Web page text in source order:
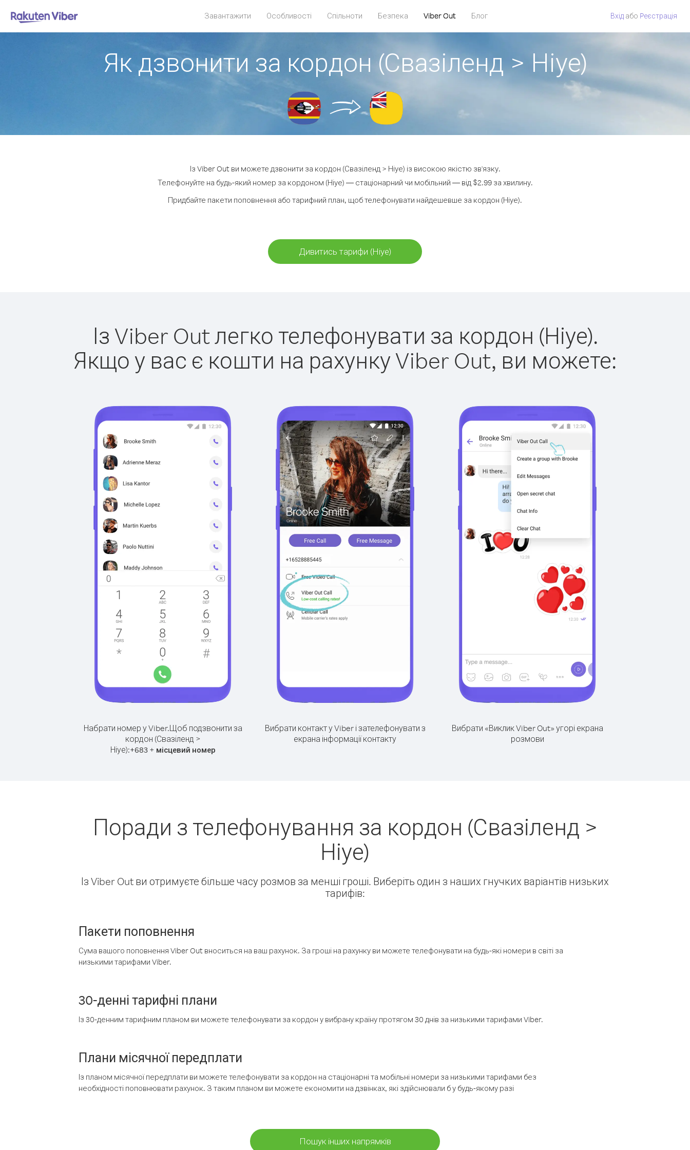
Завантажити Особливості Спільноти Безпека Viber Out Блог Вхід або Pеєстрація
Як дзвонити за кордон (Свазіленд > Ніуе)
Із Viber Out ви можете дзвонити за кордон (Свазіленд > Ніуе) із високою якістю зв'язку.
Телефонуйте на будь-який номер за кордоном (Ніуе) — стаціонарний чи мобільний — від $2.99 за хвилину.
Придбайте пакети поповнення або тарифний план, щоб телефонувати найдешевше за кордон (Ніуе).
Дивитись тарифи (Ніуе)
Із Viber Out легко телефонувати за кордон (Ніуе).
Якщо у вас є кошти на рахунку Viber Out, ви можете:
Набрати номер у Viber.Щоб подзвонити за
кордон (Свазіленд >
Ніуе):+683+ місцевий номер
Вибрати контакт у Viber і зателефонувати з
екрана інформації контакту
Вибрати «Виклик Viber Out» угорі екрана
розмови
Поради з телефонування за кордон (Свазіленд >
Ніуе)
Із Viber Out ви отримуєте більше часу розмов за менші гроші. Виберіть один з наших гнучких варіантів низьких
тарифів:
Пакети поповнення
Сума вашого поповнення Viber Out вноситься на ваш рахунок. За гроші на рахунку ви можете телефонувати на будь-які номери в світі за
низькими тарифами Viber.
30-денні тарифні плани
Із 30-денним тарифним планом ви можете телефонувати за кордон у вибрану країну протягом 30 днів за низькими тарифами Viber.
Плани місячної передплати
Із планом місячної передплати ви можете телефонувати за кордон на стаціонарні та мобільні номери за низькими тарифами без
необхідності поповнювати рахунок. З таким планом ви можете економити на дзвінках, які здійснювали б у будь-якому разі
Пошук інших напрямків